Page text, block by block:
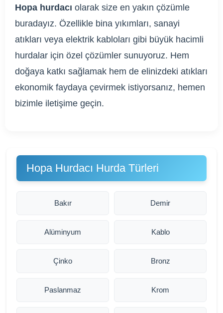
Hopa hurdacı olarak size en yakın çözümle
buradayız. Özellikle bina yıkımları, sanayi
atıkları veya elektrik kabloları gibi büyük hacimli
hurdalar için özel çözümler sunuyoruz. Hem
doğaya katkı sağlamak hem de elinizdeki atıkları
ekonomik faydaya çevirmek istiyorsanız, hemen
bizimle iletişime geçin.
Hopa Hurdacı Hurda Türleri
Bakır Demir
Alüminyum Kablo
Çinko Bronz
Paslanmaz Krom